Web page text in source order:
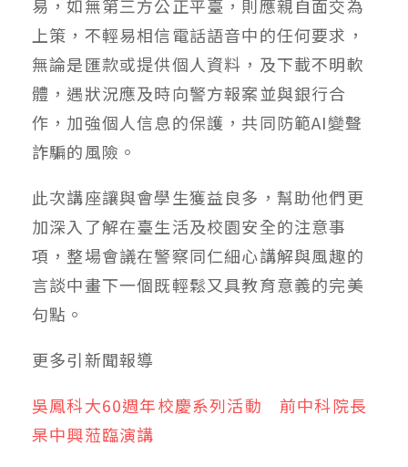
易，如無第三方公正平臺，則應親自面交為
上策，不輕易相信電話語音中的任何要求，
無論是匯款或提供個人資料，及下載不明軟
體，遇狀況應及時向警方報案並與銀行合
作，加強個人信息的保護，共同防範AI變聲
詐騙的風險。
此次講座讓與會學生獲益良多，幫助他們更
加深入了解在臺生活及校園安全的注意事
項，整場會議在警察同仁細心講解與風趣的
言談中畫下一個既輕鬆又具教育意義的完美
句點。
更多引新聞報導
吳鳳科大60週年校慶系列活動 前中科院長
杲中興蒞臨演講